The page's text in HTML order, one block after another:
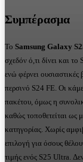
Συμπέρασμα
Το Samsung Galaxy S
σχεδόν ό,τι δίνει και
ενώ φέρνει ουσιαστικές
περσινό S24 FE. Οι
πακέτου, όμως η
καθώς τοποθετείται ως
κατηγορίας. Χωρίς
επιλογή για όσους
τιμής ενός S25 Ultra.